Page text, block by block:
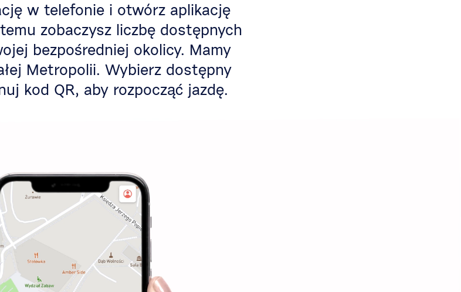
w telefonie i otwórz aplikację
zobaczysz liczbę dostępnych
bezpośredniej okolicy. Mamy
Metropolii. Wybierz dostępny
kod QR, aby rozpocząć jazdę.